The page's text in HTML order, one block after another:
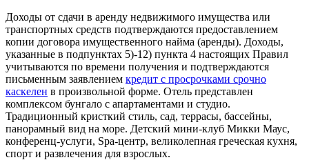
Доходы от сдачи в аренду недвижимого имущества или
транспортных средств подтверждаются предоставлением
копии договора имущественного найма (аренды). Доходы,
указанные в подпунктах 5)-12) пункта 4 настоящих Правил
учитываются по времени получения и подтверждаются
письменным заявлением кредит с просрочками срочно
каскелен в произвольной форме. Отель представлен
комплексом бунгало с апартаментами и студио.
Традиционный кристкий стиль, сад, террасы, бассейны,
панорамный вид на море. Детский мини-клуб Микки Маус,
конференц-услуги, Spa-центр, великолепная греческая кухня,
спорт и развлечения для взрослых.